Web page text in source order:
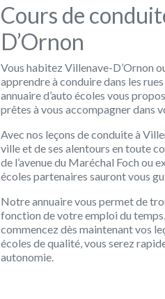
Cours de
D’Ornon
Vous habitez Villenave-D’Ornon
apprendre à conduire dans les
annuaire d’auto écoles vous
prêtes à vous accompagner dans
Avec nos leçons de conduite à
ville et de ses alentours en toute
de l’avenue du Maréchal Foch ou
écoles partenaires sauront vous
Notre annuaire vous permet de
fonction de votre emploi du
commencez dès maintenant vos
écoles de qualité, vous serez
autonomie.